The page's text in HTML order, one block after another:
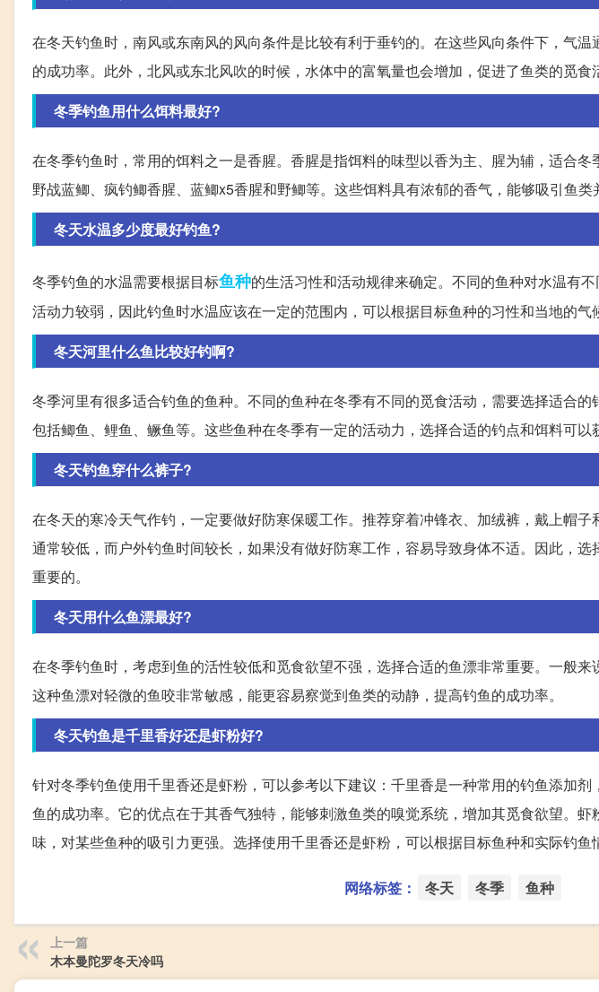
在冬天钓鱼时，南风或东南风的风向条件是比较有利于垂钓的。在这些风向条件下，气
的成功率。此外，北风或东北风吹的时候，水体中的富氧量也会增加，促进了鱼类的觅食
冬季钓鱼用什么饵料最好?
在冬季钓鱼时，常用的饵料之一是香腥。香腥是指饵料的味型以香为主、腥为辅，适合
野战蓝鲫、疯钓鲫香腥、蓝鲫x5香腥和野鲫等。这些饵料具有浓郁的香气，能够吸引鱼类
冬天水温多少度最好钓鱼?
冬季钓鱼的水温需要根据目标鱼种的生活习性和活动规律来确定。不同的鱼种对水温有
活动力较弱，因此钓鱼时水温应该在一定的范围内，可以根据目标鱼种的习性和当地的气
冬天河里什么鱼比较好钓啊?
冬季河里有很多适合钓鱼的鱼种。不同的鱼种在冬季有不同的觅食活动，需要选择适合
包括鲫鱼、鲤鱼、鳜鱼等。这些鱼种在冬季有一定的活动力，选择合适的钓点和饵料可以
冬天钓鱼穿什么裤子?
在冬天的寒冷天气作钓，一定要做好防寒保暖工作。推荐穿着冲锋衣、加绒裤，戴上帽
通常较低，而户外钓鱼时间较长，如果没有做好防寒工作，容易导致身体不适。因此，
重要的。
冬天用什么鱼漂最好?
在冬季钓鱼时，考虑到鱼的活性较低和觅食欲望不强，选择合适的鱼漂非常重要。一般来
这种鱼漂对轻微的鱼咬非常敏感，能更容易察觉到鱼类的动静，提高钓鱼的成功率。
冬天钓鱼是千里香好还是虾粉好?
针对冬季钓鱼使用千里香还是虾粉，可以参考以下建议：千里香是一种常用的钓鱼添加
鱼的成功率。它的优点在于其香气独特，能够刺激鱼类的嗅觉系统，增加其觅食欲望。
味，对某些鱼种的吸引力更强。选择使用千里香还是虾粉，可以根据目标鱼种和实际钓鱼
网络标签： 冬天 冬季 鱼种
上一篇
木本曼陀罗冬天冷吗